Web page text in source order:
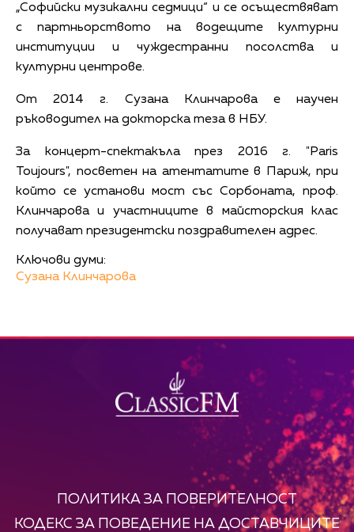
„Софийски музикални седмици“ и се осъществяват
с партньорството на водещите културни
институции и чуждестранни посолства и
културни центрове.
От 2014 г. Сузана Клинчарова е научен
ръководител на докторска теза в НБУ.
За концерт-спектакъла през 2016 г. "Paris
Toujours", посветен на атентатите в Париж, при
който се установи мост със Сорбоната, проф.
Клинчарова и участниците в майсторския клас
получават президентски поздравителен адрес.
Ключови думи:
Сузана Клинчарова
ПОЛИТИКА ЗА ПОВЕРИТЕЛНОСТ
КОДЕКС ЗА ПОВЕДЕНИЕ НА ДОСТАВЧИЦИТЕ